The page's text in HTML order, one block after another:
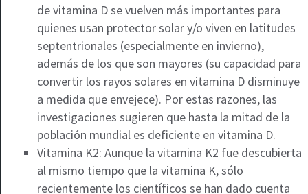
de vitamina D se vuelven más importantes para
quienes usan protector solar y/o viven en latitudes
septentrionales (especialmente en invierno),
además de los que son mayores (su capacidad para
convertir los rayos solares en vitamina D disminuye
a medida que envejece). Por estas razones, las
investigaciones sugieren que hasta la mitad de la
población mundial es deficiente en vitamina D.
Vitamina K2: Aunque la vitamina K2 fue descubierta
al mismo tiempo que la vitamina K, sólo
recientemente los científicos se han dado cuenta